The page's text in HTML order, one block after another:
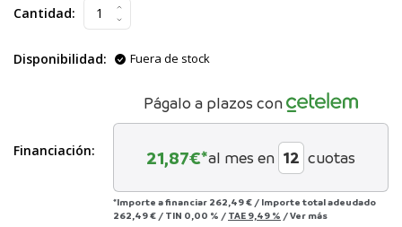
Cantidad:
Disponibilidad: Fuera de stock
Financiación:
Págalo a plazos con
21,87€*al mes en cuotas
*Importe a financiar 262,49 € / Importe total adeudado
262,49 € / TIN 0,00 % / TAE 9,49 % /Ver más